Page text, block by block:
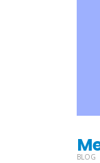
BLOG